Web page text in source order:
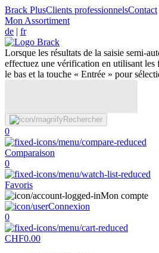
Brack PlusClients professionnelsContact
Mon Assortiment
de | fr
Lorsque les résultats de la saisie semi-
effectuez une vérification en utilisant les
le bas et la touche « Entrée » pour
Rechercher
0
Comparaison
0
Favoris
Mon compte
Connexion
0
CHF0.00